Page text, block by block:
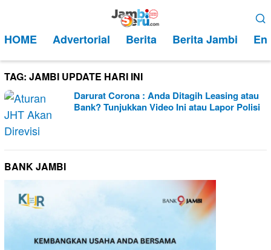
kontenMobile
HOME Advertorial Berita Berita Jambi
TAG: JAMBI UPDATE HARI INI
Darurat Corona : Anda Ditagih Leasing atau
Bank? Tunjukkan Video Ini atau Lapor Polisi
BANK JAMBI